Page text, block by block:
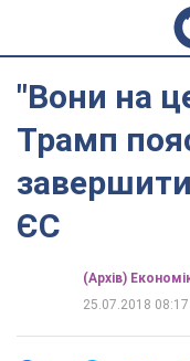
"Вони на
Трамп
ЄС
(Архів)
25.07.2018 08:17